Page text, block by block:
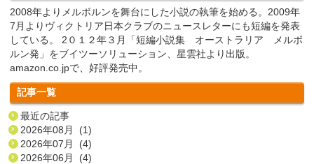
2008年よりメルボルンを舞台にした小説の執筆を始める。2009年
7月よりヴィクトリア日本クラブのニュースレターにも短編を発表
している。 2０１２年３月「短編小説集 オーストラリア メルボ
ルン発」をブイツーソリューション、星雲社より出版。
amazon.co.jpで、好評発売中。
記事一覧
最近の記事
2026年08月 (1)
2026年07月 (4)
2026年06月 (4)